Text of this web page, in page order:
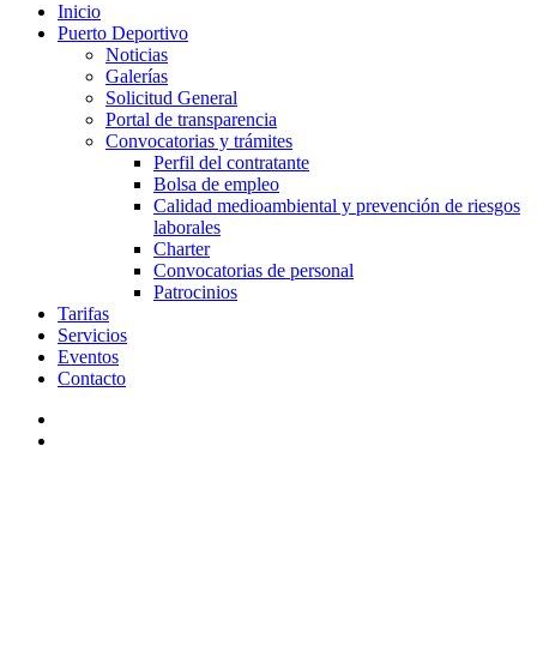
Inicio
Puerto Deportivo
Noticias
Galerías
Solicitud General
Portal de transparencia
Convocatorias y trámites
Perfil del contratante
Bolsa de empleo
Calidad medioambiental y prevención de riesgos
laborales
Charter
Convocatorias de personal
Patrocinios
Tarifas
Servicios
Eventos
Contacto